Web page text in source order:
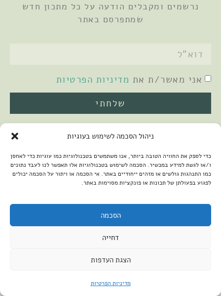
ניהול הסכמה לשימוש בעוגיות
כדי לספק את החוויה הטובה ביותר, אנו משתמשים בטכנולוגיות כמו עוגיות כדי לאחסן
ו/או לגשת למידע במכשיר. הסכמה לשימוש בטכנולוגיות אלו תאפשר לנו לעבד נתונים
כמו התנהגות גולשים או מזהים ייחודיים באתר. אי הסכמה או ויתור על הסכמה יכולים
לפגוע בפעולתן של תכונות או פונקציות מסוימות באתר.
הסכמה
דחייה
הצגת העדפות
מדיניות הפרטיות
נרשמים ומקבלים הודעה על כל מתכון חדש
שמתפרסם באתר
אני מאשר/ת את מדיניות הפרטיות
שלחתי
2026 © כל הזכויות שמורות למיכל שמיר
הצהרת נגישות